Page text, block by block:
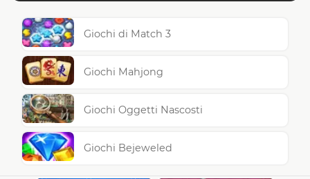
Giochi di Match 3
Giochi Mahjong
Giochi Oggetti Nascosti
Giochi Bejeweled